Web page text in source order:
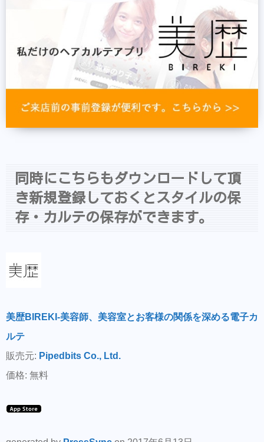
同時にこちらもダウンロードして頂
き新規登録しておくとスタイルの保
存・カルテの保存ができます。
美歴BIREKI-美容師、美容室とお客様の関係を深める電子カ
ルテ
販売元: Pipedbits Co., Ltd.
価格: 無料